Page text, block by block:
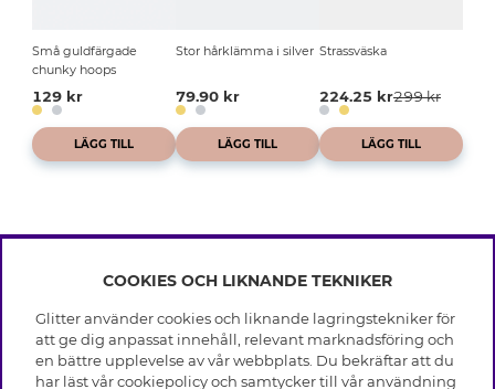
Små guldfärgade
chunky hoops
129 kr
LÄGG TILL
Stor hårklämma i silver
79.90 kr
LÄGG TILL
Strassväska
224.25 kr299 kr
LÄGG TILL
INFO
Leverans
Villkor
Integritetspolicy
OM GLITTER
Black Friday
COOKIES OCH LIKNANDE TEKNIKER
Glitter använder cookies och liknande lagringstekniker för
att ge dig anpassat innehåll, relevant marknadsföring och
en bättre upplevelse av vår webbplats. Du bekräftar att du
har läst vår cookiepolicy och samtycker till vår användning